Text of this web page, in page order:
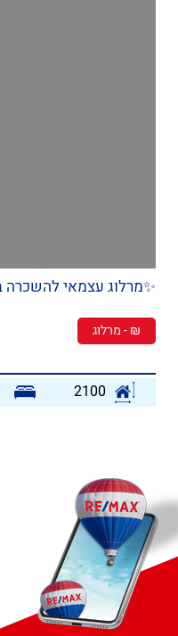
✨מרלוג עצמאי להשכרה
₪ - מרלוג
2100